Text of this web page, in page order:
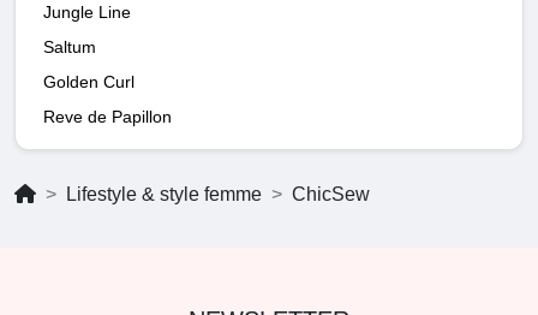
Jungle Line
Saltum
Golden Curl
Reve de Papillon
Lifestyle & style femme ChicSew